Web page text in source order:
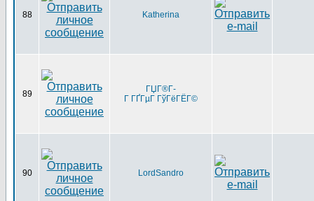
88 Katherina
89
ГЏГ®Г­
Г ГҐГµГ ГўГёГЁГ©
90 LordSandro